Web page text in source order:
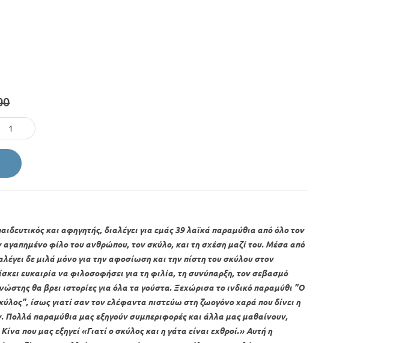
και αφηγητής, διαλέγει για εμάς 39 λαϊκά παραμύθια από όλο τον
αγαπημένο φίλο του ανθρώπου, τον σκύλο, και τη σχέση μαζί του. Μέσα από
δε μιλά μόνο για την αφοσίωση και την πίστη του σκύλου στον
ευκαιρία να φιλοσοφήσει για τη φιλία, τη συνύπαρξη, τον σεβασμό
θα βρει ιστορίες για όλα τα γούστα. Ξεχώρισα το ινδικό παραμύθι "Ο
ίσως γιατί σαν τον ελέφαντα πιστεύω στη ζωογόνο χαρά που δίνει η
παραμύθια μας εξηγούν συμπεριφορές και άλλα μας μαθαίνουν,
που μας εξηγεί «Γιατί ο σκύλος και η γάτα είναι εχθροί.» Αυτή η